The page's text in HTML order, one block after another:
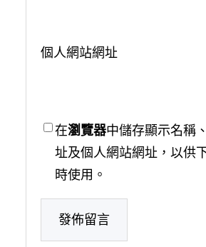
個人網站網址
在瀏覽器中儲存顯示名稱
址及個人網站網址，以供
時使用。